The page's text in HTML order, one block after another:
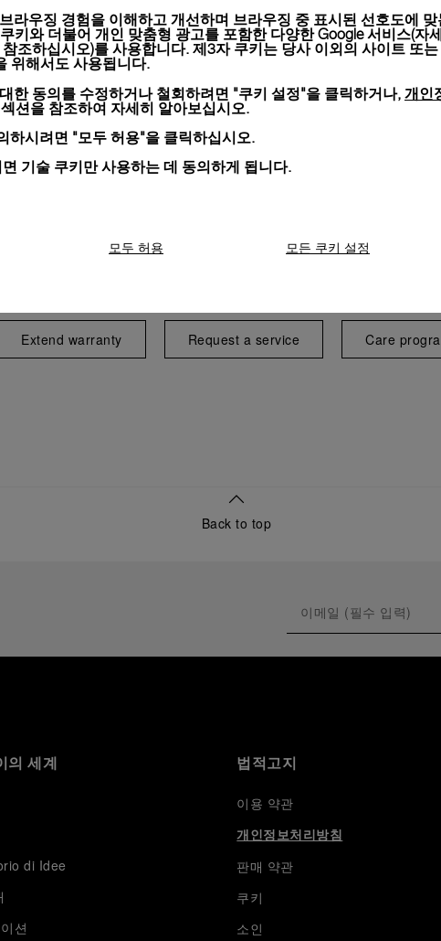
Extend warranty Request a service Care
Back to top
의 세계
di Idee
션
법적고지
이용 약관
개인정보처리방침
판매 약관
쿠키
소인
라우징 경험을 이해하고 개선하며 브라우징 중 표시된 선호도에
키와 더불어 개인 맞춤형 광고를 포함한 다양한 Google 서비스(자
참조하십시오)를 사용합니다. 제3자 쿠키는 당사 이외의 사이트 또
위해서도 사용됩니다.
한 동의를 수정하거나 철회하려면 "쿠키 설정"을 클릭하거나, 개인
션을 참조하여 자세히 알아보십시오.
하시려면 "모두 허용"을 클릭하십시오.
기술 쿠키만 사용하는 데 동의하게 됩니다.
모두 허용 모든 쿠키 설정